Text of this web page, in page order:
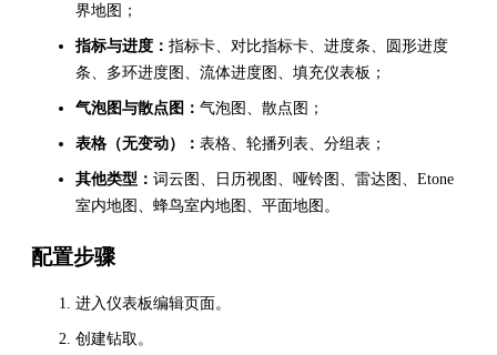
界地图；
指标与进度： 指标卡、对比指标卡、进度条、圆形进度
条、多环进度图、流体进度图、填充仪表板；
气泡图与散点图： 气泡图、散点图；
表格（无变动）： 表格、轮播列表、分组表；
其他类型： 词云图、日历视图、哑铃图、雷达图、Etone
室内地图、蜂鸟室内地图、平面地图。
配置步骤
进入仪表板编辑页面。
创建钻取。